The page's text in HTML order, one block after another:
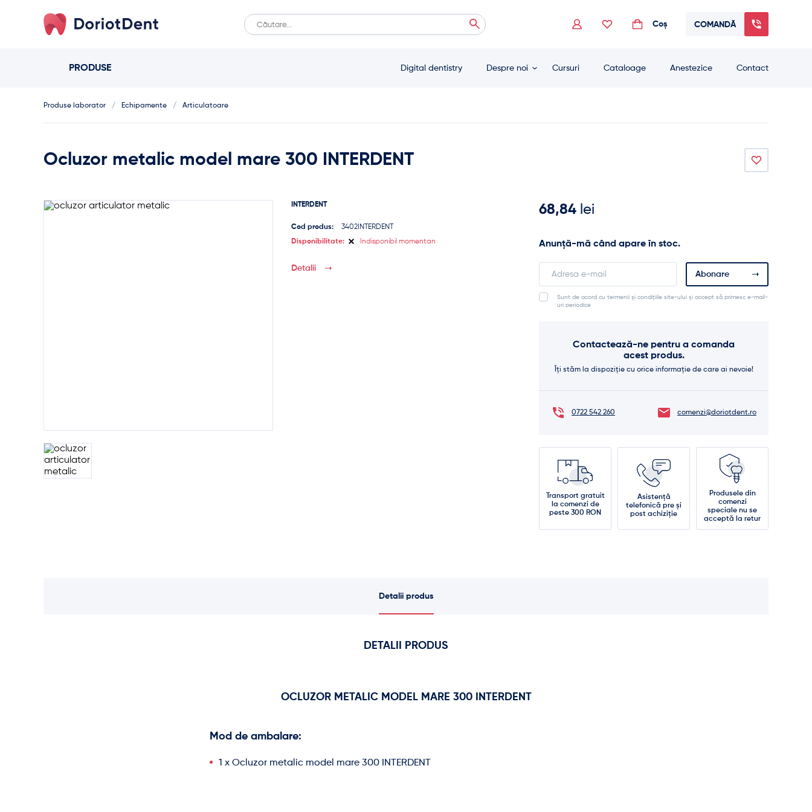
Caută
după:
When autocomplete results are available use up and down arrows to review and enter to go to the desired page. Touch device users, explore by touch or with
Coș COMANDĂ
PRODUSE Digital dentistry Despre noi Cursuri Cataloage Anestezice Contact
Produse laborator / Echipamente / Articulatoare
Ocluzor metalic model mare 300 INTERDENT
INTERDENT
Cod produs:
3402INTERDENT
Disponibilitate:
Indisponibil momentan
Detalii
68,84 lei
Anunță-mă când apare în stoc.
your
addressSunt de acord cu termenii și condițiile site-ului și accept să primesc e-mail-
uri periodice
Abonare
Contactează-ne pentru a comanda
acest produs.
Îți stăm la dispoziție cu orice informație de care ai nevoie!
0722 542 260 comenzi@doriotdent.ro
Transport gratuit
la comenzi de
peste 300 RON
Asistență
telefonică pre și
post achiziție
Produsele din
comenzi
speciale nu se
acceptă la retur
Detalii produs
DETALII PRODUS
OCLUZOR METALIC MODEL MARE 300 INTERDENT
Mod de ambalare:
1 x Ocluzor metalic model mare 300 INTERDENT